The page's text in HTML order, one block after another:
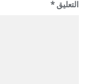
التعليق*